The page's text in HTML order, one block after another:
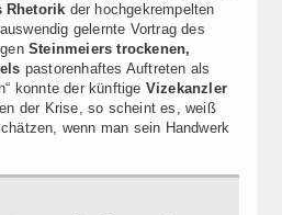
Rhetorik der hochgekrempelten
gelernte Vortrag des
Steinmeiers trockenen,
pastorenhaftes Auftreten als
konnte der künftige Vizekanzler
der Krise, so scheint es, weiß
wenn man sein Handwerk